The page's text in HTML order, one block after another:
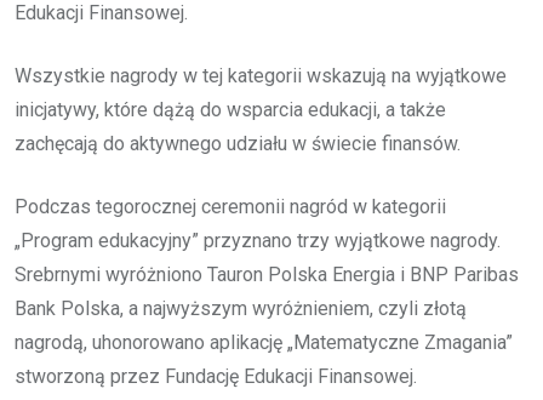
Edukacji Finansowej.
Wszystkie nagrody w tej kategorii wskazują na wyjątkowe
inicjatywy, które dążą do wsparcia edukacji, a także
zachęcają do aktywnego udziału w świecie finansów.
Podczas tegorocznej ceremonii nagród w kategorii
„Program edukacyjny” przyznano trzy wyjątkowe nagrody.
Srebrnymi wyróżniono Tauron Polska Energia i BNP Paribas
Bank Polska, a najwyższym wyróżnieniem, czyli złotą
nagrodą, uhonorowano aplikację „Matematyczne Zmagania”
stworzoną przez Fundację Edukacji Finansowej.